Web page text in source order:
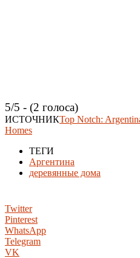
5/5 - (2 голоса)
ИСТОЧНИКTop Notch:
Homes
ТЕГИ
Аргентина
деревянные дома
Twitter
Pinterest
WhatsApp
Telegram
VK